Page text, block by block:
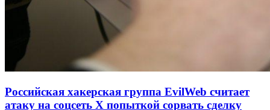
Российская хакерская группа EvilWeb считает
атаку на соцсеть Х попыткой сорвать сделку